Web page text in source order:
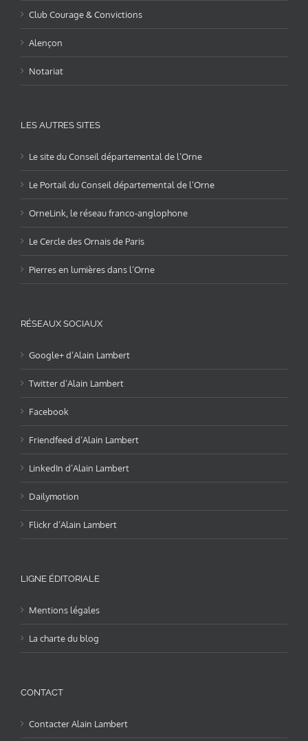
Club Courage & Convictions
Alençon
Notariat
LES AUTRES SITES
Le site du Conseil départemental de l’Orne
Le Portail du Conseil départemental de l’Orne
OrneLink, le réseau franco-anglophone
Le Cercle des Ornais de Paris
Pierres en lumières dans l’Orne
RÉSEAUX SOCIAUX
Google+ d’Alain Lambert
Twitter d’Alain Lambert
Facebook
Friendfeed d’Alain Lambert
LinkedIn d’Alain Lambert
Dailymotion
Flickr d’Alain Lambert
LIGNE ÉDITORIALE
Mentions légales
La charte du blog
CONTACT
Contacter Alain Lambert